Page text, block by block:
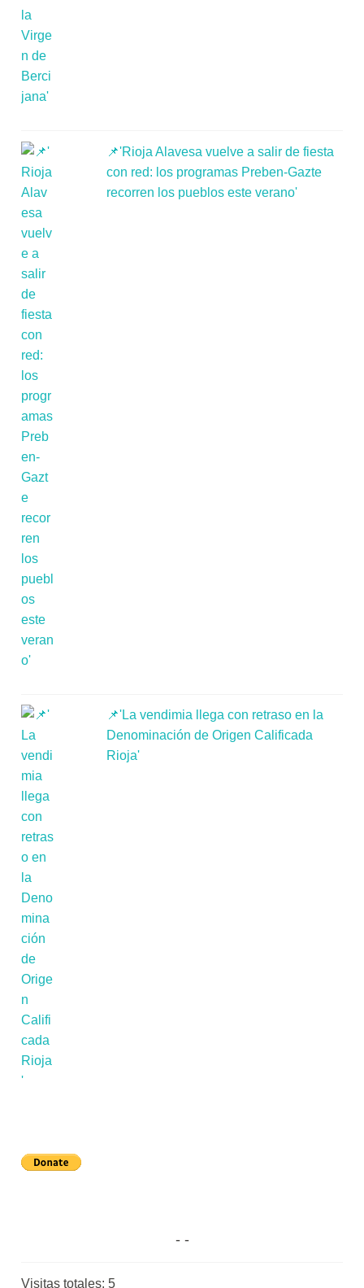
📌'Rioja Alavesa vuelve a salir de fiesta
con red: los programas Preben-Gazte
recorren los pueblos este verano'
📌'La vendimia llega con retraso en la
Denominación de Origen Calificada
Rioja'
Visitas totales: 5